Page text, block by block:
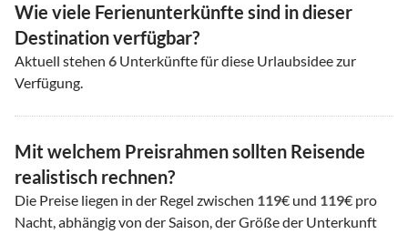
Wie viele Ferienunterkünfte sind in dieser
Destination verfügbar?
Aktuell stehen 6 Unterkünfte für diese Urlaubsidee zur
Verfügung.
Mit welchem Preisrahmen sollten Reisende
realistisch rechnen?
Die Preise liegen in der Regel zwischen 119€ und 119€ pro
Nacht, abhängig von der Saison, der Größe der Unterkunft